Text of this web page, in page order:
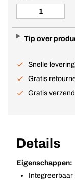
Tip over
Snelle levering
Gratis
Gratis
Details
Eigenschappen:
Integreerbaar